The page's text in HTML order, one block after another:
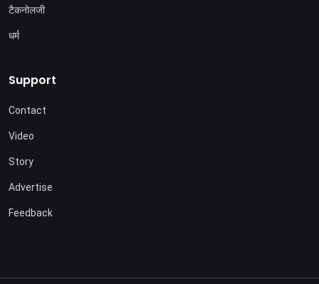
टैकनोलजी
धर्म
Support
Contact
Video
Story
Advertise
Feedback